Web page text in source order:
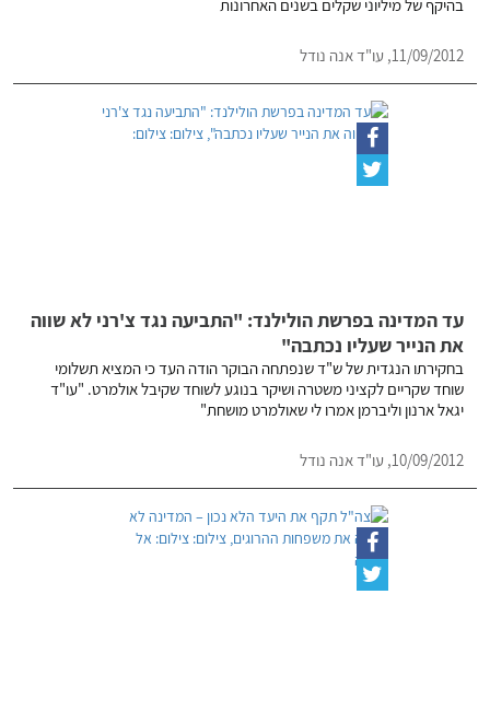
בהיקף של מיליוני שקלים בשנים האחרונות
11/09/2012, עו"ד אנה נודל
עד המדינה בפרשת הולילנד: "התביעה נגד צ'רני לא שווה
את הנייר שעליו נכתבה"
בחקירתו הנגדית של ש"ד שנפתחה הבוקר הודה העד כי המציא תשלומי
שוחד שקריים לקציני משטרה ושיקר בנוגע לשוחד שקיבל אולמרט. "עו"ד
יגאל ארנון וליברמן אמרו לי שאולמרט מושחת"
10/09/2012, עו"ד אנה נודל